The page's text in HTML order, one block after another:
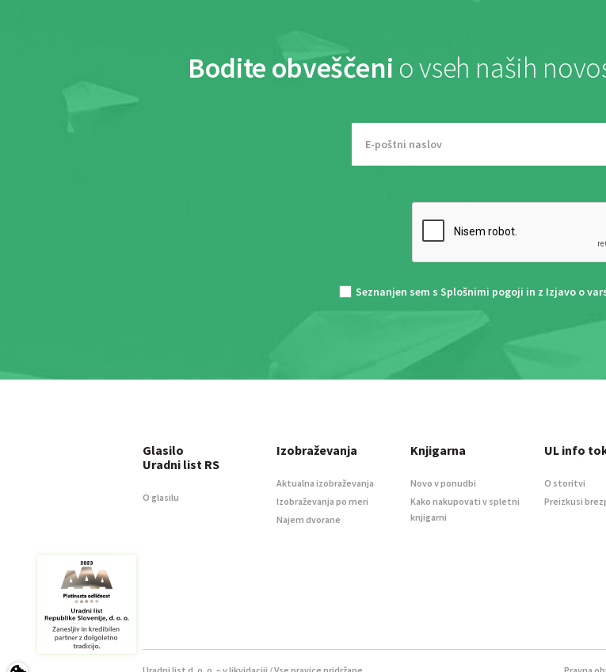
Bodite obveščeni o vseh naših
Seznanjen sem s Splošnimi pogoji in z Izjavo o
Glasilo
Uradni list RS
O glasilu
Izobraževanja
Aktualna izobraževanja
Izobraževanja po meri
Najem dvorane
Knjigarna
Novo v ponudbi
Kako nakupovati v spletni
knjigarni
UL info
O storitvi
Preizkusi